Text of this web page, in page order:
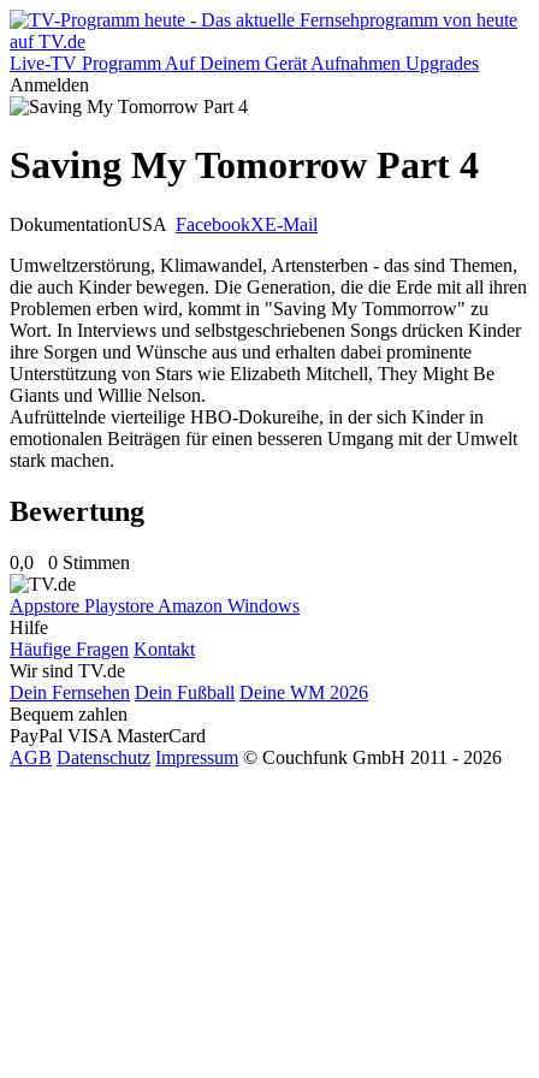
Live-TV Programm Auf Deinem Gerät Aufnahmen Upgrades
Anmelden
Saving My Tomorrow Part 4
DokumentationUSA FacebookXE-Mail
Umweltzerstörung, Klimawandel, Artensterben - das sind Themen,
die auch Kinder bewegen. Die Generation, die die Erde mit all ihren
Problemen erben wird, kommt in "Saving My Tommorrow" zu
Wort. In Interviews und selbstgeschriebenen Songs drücken Kinder
ihre Sorgen und Wünsche aus und erhalten dabei prominente
Unterstützung von Stars wie Elizabeth Mitchell, They Might Be
Giants und Willie Nelson.
Aufrüttelnde vierteilige HBO-Dokureihe, in der sich Kinder in
emotionalen Beiträgen für einen besseren Umgang mit der Umwelt
stark machen.
Bewertung
0,0 0 Stimmen
Appstore Playstore Amazon Windows
Hilfe
Häufige Fragen Kontakt
Wir sind TV.de
Dein Fernsehen Dein Fußball Deine WM 2026
Bequem zahlen
PayPal VISA MasterCard
AGB Datenschutz Impressum © Couchfunk GmbH 2011 - 2026